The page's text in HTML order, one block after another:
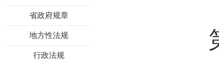
省政府规章
地方性法规
行政法规